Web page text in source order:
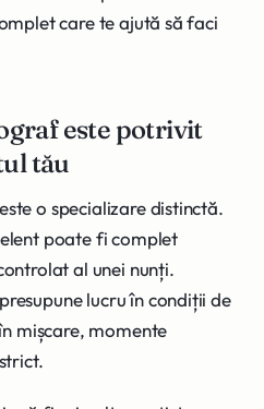
care te ajută să faci
este potrivit
tău
o specializare distinctă.
poate fi complet
al unei nunți.
lucru în condiții de
mișcare, momente